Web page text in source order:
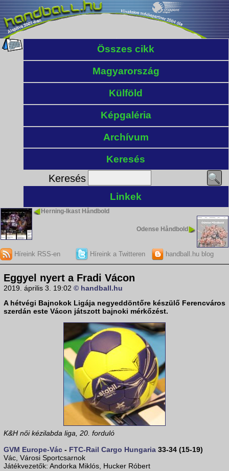
Összes cikk
Magyarország
Külföld
Képgaléria
Archívum
Keresés
Keresés
Linkek
Herning-Ikast Håndbold
Odense Håndbold
Híreink RSS-en Híreink a Twitteren handball.hu blog
Eggyel nyert a Fradi Vácon
2019. április 3. 19:02 © handball.hu
A hétvégi Bajnokok Ligája negyeddöntőre készülő Ferencváros
szerdán este Vácon játszott bajnoki mérkőzést.
K&H női kézilabda liga, 20. forduló
GVM Europe-Vác - FTC-Rail Cargo Hungaria 33-34 (15-19)
Vác, Városi Sportcsarnok
Játékvezetők: Andorka Miklós, Hucker Róbert